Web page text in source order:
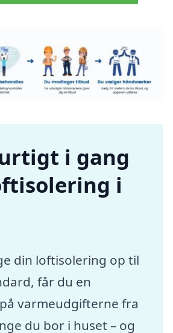
i gang
i
din loftisolering op til
får du en
varmeudgifterne fra
du bor i huset – og